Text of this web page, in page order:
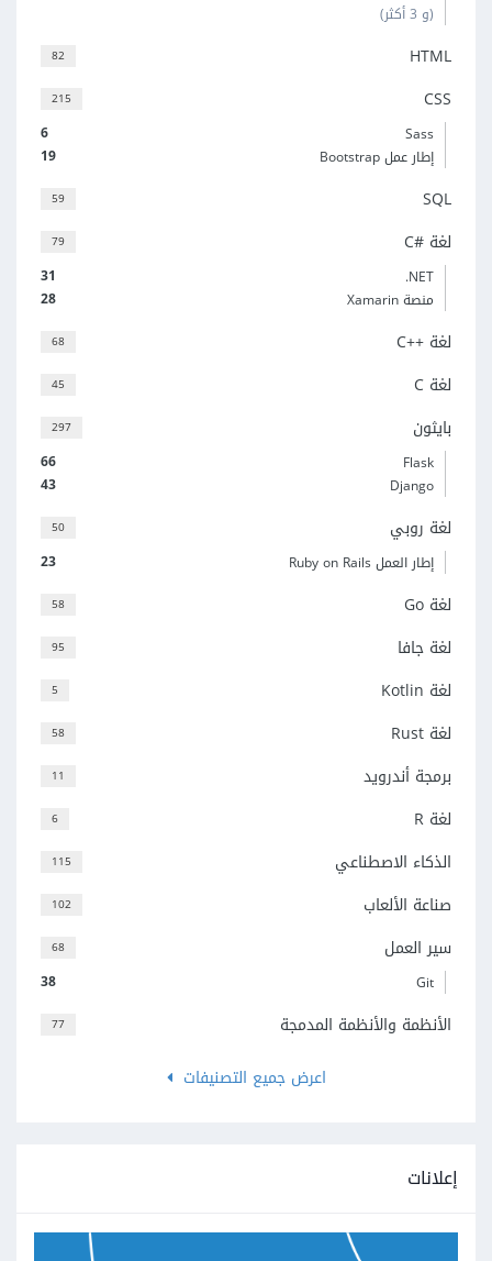
(و 3 أكثر)
82 HTML
215 CSS
6
Sass
19
إطار عمل Bootstrap
59 SQL
79 لغة C#‎
31
‎.NET
28
منصة Xamarin
68 لغة C++‎
45 لغة C
297 بايثون
66
Flask
43
Django
50 لغة روبي
23 إطار العمل Ruby on Rails
58 لغة Go
95 لغة جافا
5 لغة Kotlin
58 لغة Rust
11 برمجة أندرويد
6 لغة R
115 الذكاء الاصطناعي
102 صناعة الألعاب
68 سير العمل
38 Git
77
الأنظمة والأنظمة المدمجة
اعرض جميع التصنيفات
إعلانات